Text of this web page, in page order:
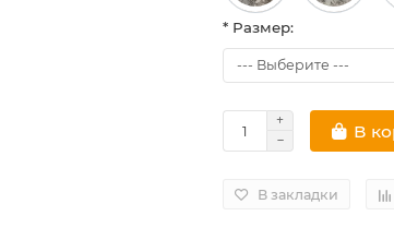
* Размер:
В
В закладки